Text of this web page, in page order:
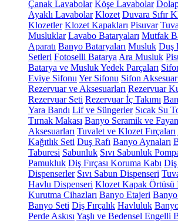
Çanak Lavabolar Köşe Lavabolar
Ayaklı Lavabolar Klozet Duvara Sıfır
Klozetler Klozet Kapakları Pisuvar
Musluklar Lavabo Bataryaları Mutfak
Aparatı Banyo Bataryaları Musluk Duş
Setleri Fotoselli Batarya Ara Musluk
Batarya ve Musluk Yedek Parçaları
Eviye Sifonu Yer Sifonu Sifon
Rezervuar ve Aksesuarları Rezervuar
Rezervuar Seti Rezervuar İç Takımı
Yara Bandı Lif ve Süngerler Sıcak Su
Tırnak Makası Banyo Seramik ve
Aksesuarları Tuvalet ve Klozet Fırçaları
Kağıtlık Seti Duş Rafı Banyo Aynaları
Taburesi Sabunluk Sıvı Sabunluk
Pamukluk Diş Fırçası Koruma Kabı
Dispenserler Sıvı Sabun Dispenseri
Havlu Dispenseri Klozet Kapak Örtüsü
Kurutma Cihazları Banyo Etajeri
Banyo Seti Diş Fırçalık Havluluk
Perde Askısı Yaşlı ve Bedensel Engelli